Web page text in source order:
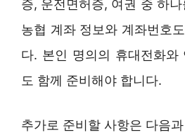
증, 운전면허증, 여권 중 하
농협 계좌 정보와 계좌번호
다. 본인 명의의 휴대전화와
도 함께 준비해야 합니다.
추가로 준비할 사항은 다음